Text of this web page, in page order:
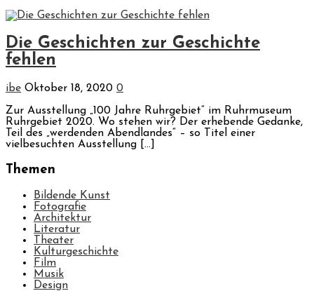
Die Geschichten zur Geschichte
fehlen
ibe Oktober 18, 2020 0
Zur Ausstellung „100 Jahre Ruhrgebiet“ im Ruhrmuseum
Ruhrgebiet 2020. Wo stehen wir? Der erhebende Gedanke,
Teil des „werdenden Abendlandes“ ­– so Titel einer
vielbesuchten Ausstellung […]
Themen
Bildende Kunst
Fotografie
Architektur
Literatur
Theater
Kulturgeschichte
Film
Musik
Design